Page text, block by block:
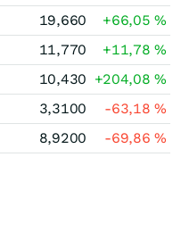
19,660 +66,05%
11,770 +11,78%
10,430 +204,08%
3,3100 -63,18%
8,9200 -69,86%